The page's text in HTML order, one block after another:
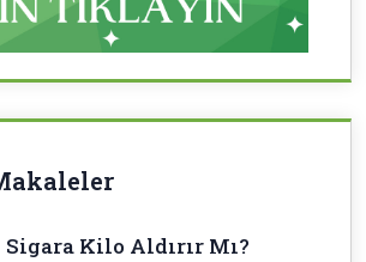
Sigara Kilo Aldırır Mı?